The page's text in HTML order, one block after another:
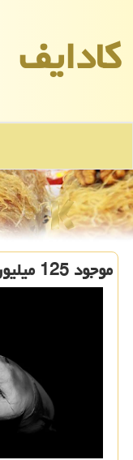
كادایف
موجود 125 میلیون ساله مقابل دوربین ظاهر شد